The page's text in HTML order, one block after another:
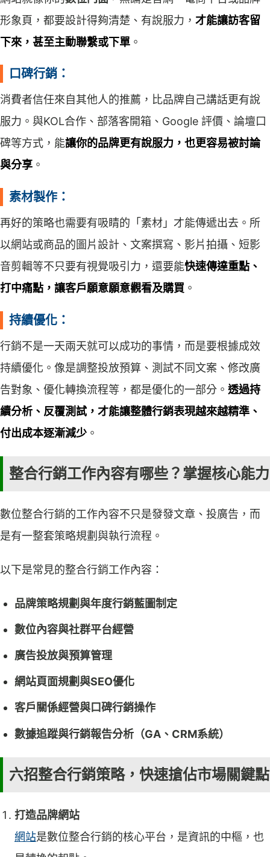
形象頁，都要設計得夠清楚、有說服力， 才能讓訪客留
下來，甚至主動聯繫或下單 。
口碑行銷：
消費者信任來自其他人的推薦，比品牌自己講話更有說
服力。與KOL合作、部落客開箱、Google 評價、論壇口
碑等方式，能讓你的品牌更有說服力，也更容易被討論
與分享 。
素材製作：
再好的策略也需要有吸睛的「素材」才能傳遞出去。所
以網站或商品的圖片設計、文案撰寫、影片拍攝、短影
音剪輯等不只要有視覺吸引力，還要能快速傳達重點、
打中痛點，讓客戶願意願意觀看及購買 。
持續優化：
行銷不是一天兩天就可以成功的事情，而是要根據成效
持續優化。像是調整投放預算、測試不同文案、修改廣
告對象、優化轉換流程等，都是優化的一部分。 透過持
續分析、反覆測試，才能讓整體行銷表現越來越精準、
付出成本逐漸減少 。
整合行銷工作內容有哪些？掌握核心能力
數位整合行銷的工作內容不只是發發文章、投廣告，而
是有一整套策略規劃與執行流程。
以下是常見的整合行銷工作內容：
品牌策略規劃與年度行銷藍圖制定
數位內容與社群平台經營
廣告投放與預算管理
網站頁面規劃與SEO優化
客戶關係經營與口碑行銷操作
數據追蹤與行銷報告分析（GA、CRM系統）
六招整合行銷策略，快速搶佔市場關鍵點
打造品牌網站
網站是數位整合行銷的核心平台，是資訊的中樞，也